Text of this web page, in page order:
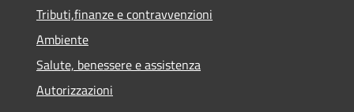
Tributi,finanze e contravvenzioni
Ambiente
Salute, benessere e assistenza
Autorizzazioni